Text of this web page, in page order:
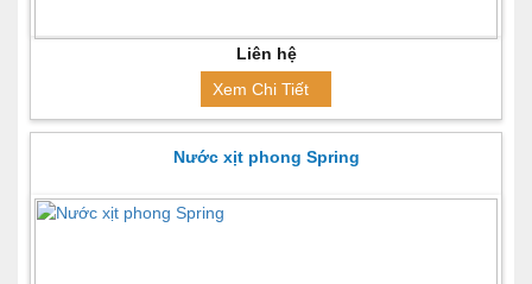
Liên hệ
Xem Chi Tiết
Nước xịt phong Spring